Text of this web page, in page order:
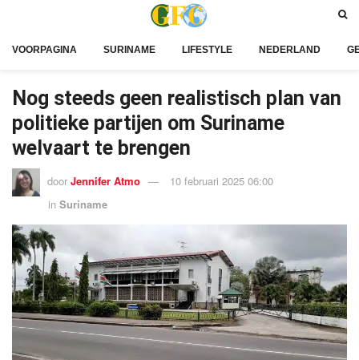
VOORPAGINA SURINAME LIFESTYLE NEDERLAND
Nog steeds geen realistisch plan van
politieke partijen om Suriname
welvaart te brengen
door Jennifer Atmo
10 februari 2025 06:00
in Suriname